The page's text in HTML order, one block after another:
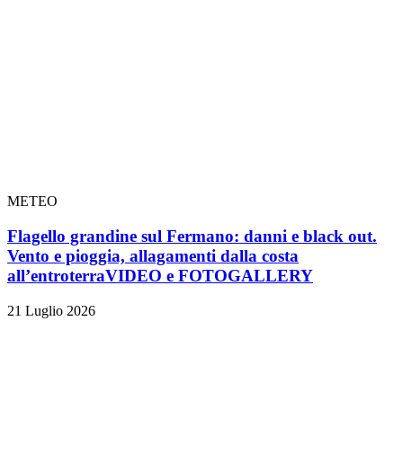
METEO
Flagello grandine sul Fermano: danni e black out.
Vento e pioggia, allagamenti dalla costa
all’entroterraVIDEO e FOTOGALLERY
21 Luglio 2026